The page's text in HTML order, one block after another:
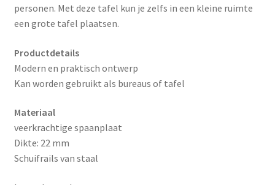
personen. Met deze tafel kun je zelfs in een kleine ruimte
een grote tafel plaatsen.
Productdetails
Modern en praktisch ontwerp
Kan worden gebruikt als bureaus of tafel
Materiaal
veerkrachtige spaanplaat
Dikte: 22 mm
Schuifrails van staal